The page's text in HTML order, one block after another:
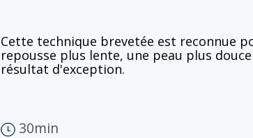
Cette technique brevetée est reconnue
repousse plus lente, une peau plus
résultat d'exception.
30min